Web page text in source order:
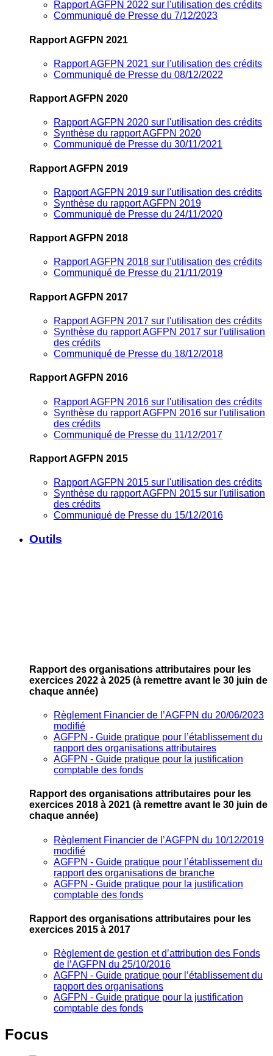
Rapport AGFPN 2022 sur l'utilisation des crédits
Communiqué de Presse du 7/12/2023
Rapport AGFPN 2021
Rapport AGFPN 2021 sur l'utilisation des crédits
Communiqué de Presse du 08/12/2022
Rapport AGFPN 2020
Rapport AGFPN 2020 sur l'utilisation des crédits
Synthèse du rapport AGFPN 2020
Communiqué de Presse du 30/11/2021
Rapport AGFPN 2019
Rapport AGFPN 2019 sur l'utilisation des crédits
Synthèse du rapport AGFPN 2019
Communiqué de Presse du 24/11/2020
Rapport AGFPN 2018
Rapport AGFPN 2018 sur l'utilisation des crédits
Communiqué de Presse du 21/11/2019
Rapport AGFPN 2017
Rapport AGFPN 2017 sur l'utilisation des crédits
Synthèse du rapport AGFPN 2017 sur l'utilisation
des crédits
Communiqué de Presse du 18/12/2018
Rapport AGFPN 2016
Rapport AGFPN 2016 sur l'utilisation des crédits
Synthèse du rapport AGFPN 2016 sur l'utilisation
des crédits
Communiqué de Presse du 11/12/2017
Rapport AGFPN 2015
Rapport AGFPN 2015 sur l'utilisation des crédits
Synthèse du rapport AGFPN 2015 sur l'utilisation
des crédits
Communiqué de Presse du 15/12/2016
Outils
Rapport des organisations attributaires pour les
exercices 2022 à 2025 (à remettre avant le 30 juin de
chaque année)
Règlement Financier de l’AGFPN du 20/06/2023
modifié
AGFPN ‐ Guide pratique pour l’établissement du
rapport des organisations attributaires
AGFPN ‐ Guide pratique pour la justification
comptable des fonds
Rapport des organisations attributaires pour les
exercices 2018 à 2021 (à remettre avant le 30 juin de
chaque année)
Règlement Financier de l’AGFPN du 10/12/2019
modifié
AGFPN ‐ Guide pratique pour l’établissement du
rapport des organisations de branche
AGFPN ‐ Guide pratique pour la justification
comptable des fonds
Rapport des organisations attributaires pour les
exercices 2015 à 2017
Règlement de gestion et d’attribution des Fonds
de l’AGFPN du 25/10/2016
AGFPN ‐ Guide pratique pour l’établissement du
rapport des organisations
AGFPN ‐ Guide pratique pour la justification
comptable des fonds
Focus